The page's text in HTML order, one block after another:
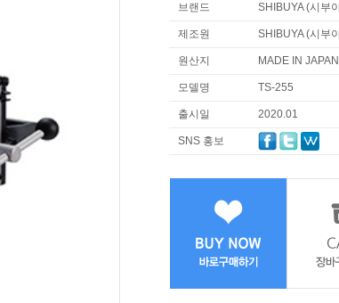
브랜드 SHIBUYA (시부
제조원 SHIBUYA (시부
원산지 MADE IN
모델명 TS-255
출시일 2020.01
SNS 홍보